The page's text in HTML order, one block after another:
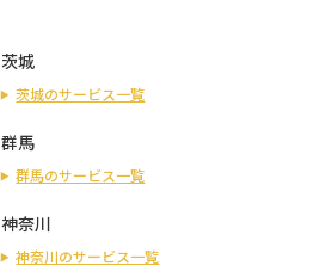
茨城
茨城のサービス一覧
群馬
群馬のサービス一覧
神奈川
神奈川のサービス一覧